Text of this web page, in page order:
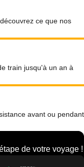
ce que nos
train jusqu'à un an à
avant ou pendant
de votre voyage !